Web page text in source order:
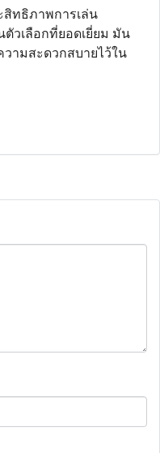
ทธิภาพการเล่น
ตัวเลือกที่ยอดเยี่ยม มัน
ามสะดวกสบายไว้ใน